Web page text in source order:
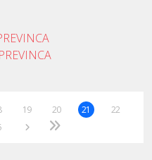
19 20 21
22